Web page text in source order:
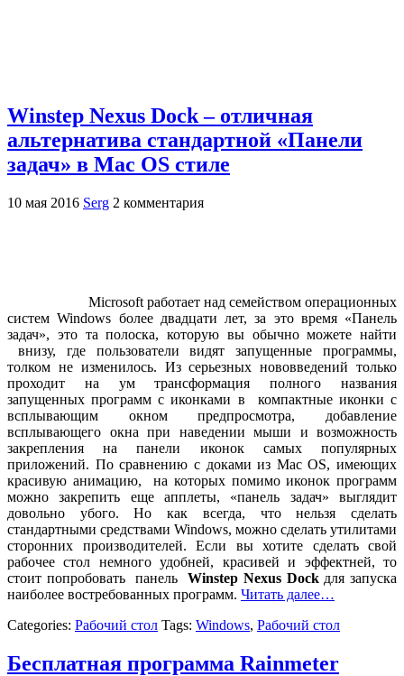
Winstep Nexus Dock – отличная
альтернатива стандартной «Панели
задач» в Mac OS стиле
10 мая 2016 Serg 2 комментария
Microsoft работает над семейством операционных
систем Windows более двадцати лет, за это время «Панель
задач», это та полоска, которую вы обычно можете найти
внизу, где пользователи видят запущенные программы,
толком не изменилось. Из серьезных нововведений только
проходит на ум трансформация полного названия
запущенных программ с иконками в компактные иконки с
всплывающим окном предпросмотра, добавление
всплывающего окна при наведении мыши и возможность
закрепления на панели иконок самых популярных
приложений. По сравнению с доками из Mac OS, имеющих
красивую анимацию, на которых помимо иконок программ
можно закрепить еще апплеты, «панель задач» выглядит
довольно убого. Но как всегда, что нельзя сделать
стандартными средствами Windows, можно сделать утилитами
сторонних производителей. Если вы хотите сделать свой
рабочее стол немного удобней, красивей и эффектней, то
стоит попробовать панельWinstep Nexus Dockдля запуска
наиболее востребованных программ. Читать далее…
Categories: Рабочий стол Tags: Windows, Рабочий стол
Бесплатная программа Rainmeter